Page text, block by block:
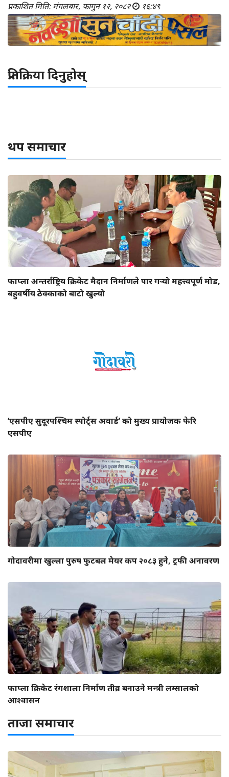
प्रकाशित मिति: मंगलबार, फागुन १२, २०८२ १६:४९
प्रतिक्रिया दिनुहोस्
थप समाचार
फाप्ला अन्तर्राष्ट्रिय क्रिकेट मैदान निर्माणले पार गर्‍यो महत्त्वपूर्ण मोड,
बहुवर्षीय ठेक्काको बाटो खुल्यो
‘एसपीए सुदूरपश्चिम स्पोर्ट्स अवार्ड’ को मुख्य प्रायोजक फेरि
एसपीए
गोदावरीमा खुल्ला पुरुष फुटबल मेयर कप २०८३ हुने, ट्रफी अनावरण
फाप्ला क्रिकेट रंगशाला निर्माण तीव्र बनाउने मन्त्री लम्सालको
आश्वासन
ताजा समाचार